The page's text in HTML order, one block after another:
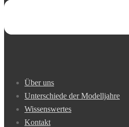
Über uns
Unterschiede der Modelljahre
Wissenswertes
Kontakt